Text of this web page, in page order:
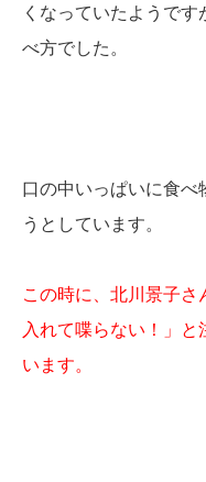
くなっていたようで
べ方でした。
口の中いっぱいに食べ
うとしています。
この時に、北川景子
入れて喋らない！」
います。